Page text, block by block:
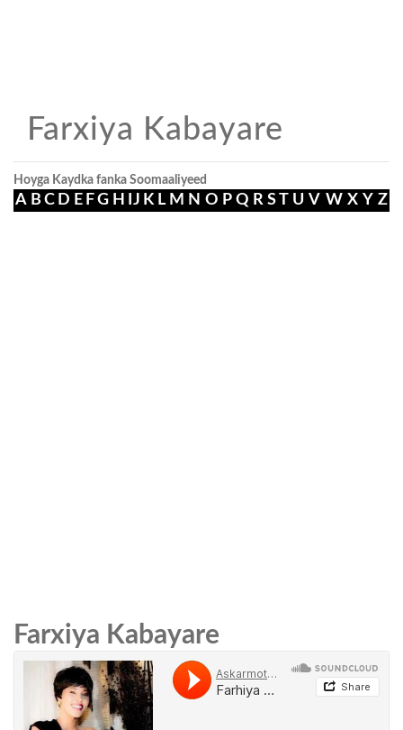
Farxiya Kabayare
Hoyga Kaydka fanka Soomaaliyeed
A B C D E FG H J K L M N O P Q R ST U V W X Y Z
Farxiya Kabayare